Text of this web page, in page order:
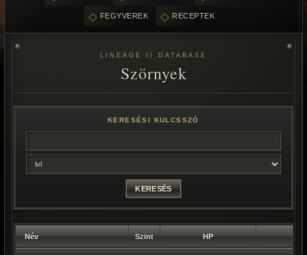
FEGYVEREK RECEPTEK
LINEAGE II DATABASE
Szörnyek
KERESÉSI KULCSSZÓ
Név Szint HP